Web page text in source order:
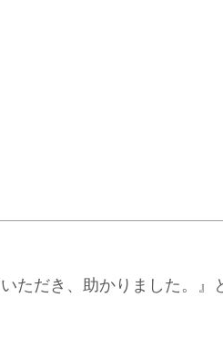
ただき、助かりました。』